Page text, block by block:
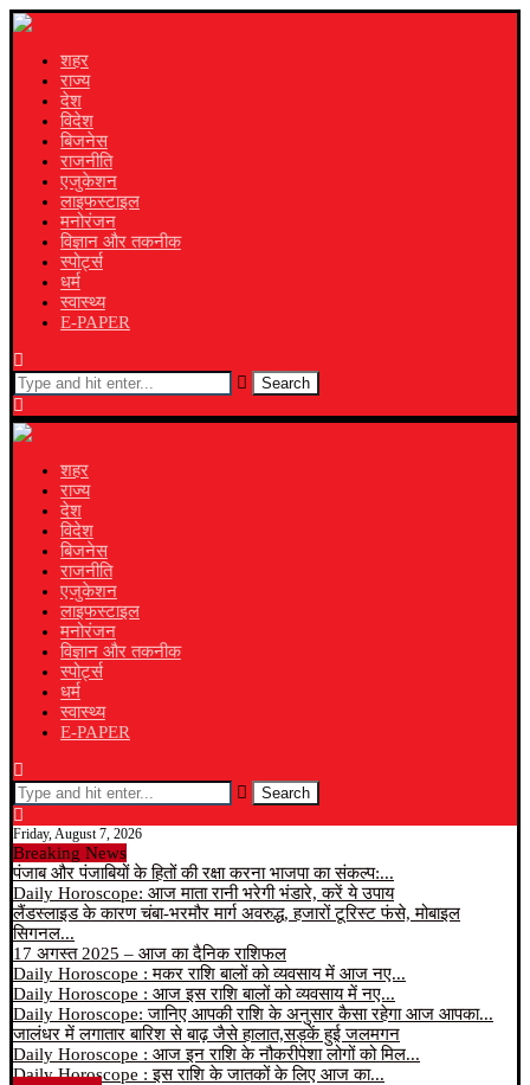
शहर
राज्य
देश
विदेश
बिजनेस
राजनीति
एजुकेशन
लाइफस्टाइल
मनोरंजन
विज्ञान और तकनीक
स्पोर्ट्स
धर्म
स्वास्थ्य
E-PAPER
Search
शहर
राज्य
देश
विदेश
बिजनेस
राजनीति
एजुकेशन
लाइफस्टाइल
मनोरंजन
विज्ञान और तकनीक
स्पोर्ट्स
धर्म
स्वास्थ्य
E-PAPER
Search
Friday, August 7, 2026
Breaking News
पंजाब और पंजाबियों के हितों की रक्षा करना भाजपा का संकल्प:...
Daily Horoscope: आज माता रानी भरेगी भंडारे, करें ये उपाय
लैंडस्लाइड के कारण चंबा-भरमौर मार्ग अवरुद्ध, हजारों टूरिस्ट फंसे, मोबाइल
सिगनल...
17 अगस्त 2025 – आज का दैनिक राशिफल
Daily Horoscope : मकर राशि बालों को व्यवसाय में आज नए...
Daily Horoscope : आज इस राशि बालों को व्यवसाय में नए...
Daily Horoscope: जानिए आपकी राशि के अनुसार कैसा रहेगा आज आपका...
जालंधर में लगातार बारिश से बाढ़ जैसे हालात,सड़कें हुई जलमगन
Daily Horoscope : आज इन राशि के नौकरीपेशा लोगों को मिल...
Daily Horoscope : इस राशि के जातकों के लिए आज का...